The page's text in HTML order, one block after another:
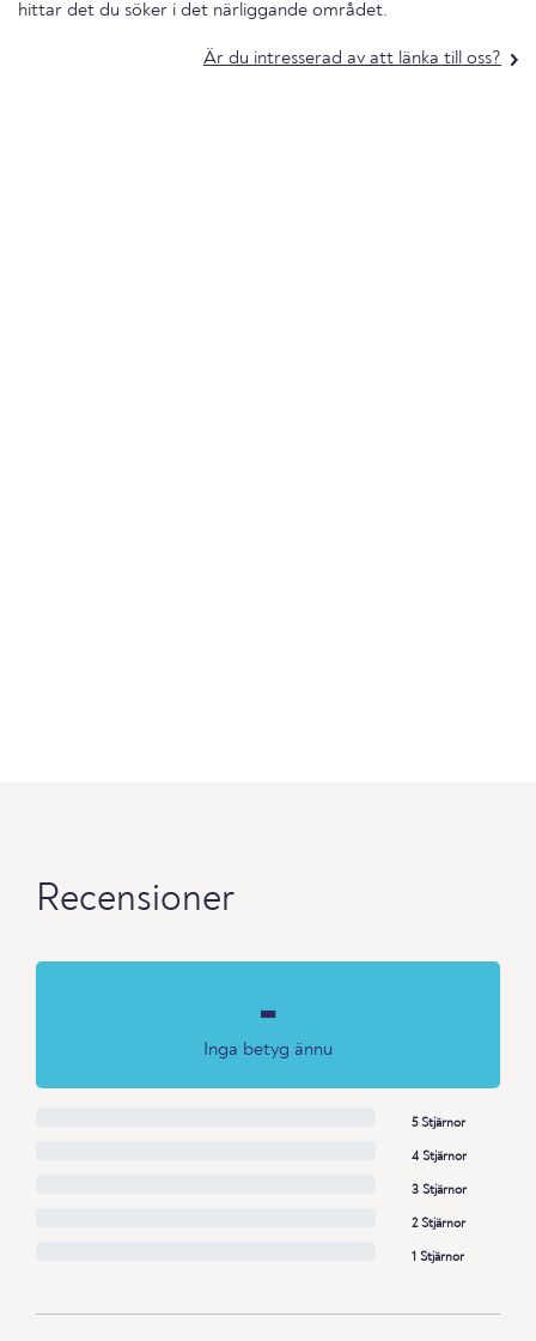
hittar det du söker i det närliggande området.
Är du intresserad av att länka till oss?
Recensioner
-
Inga betyg ännu
5 Stjärnor
4 Stjärnor
3 Stjärnor
2 Stjärnor
1 Stjärnor